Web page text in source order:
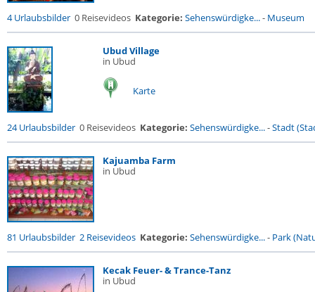
4 Urlaubsbilder 0 Reisevideos Kategorie: Sehenswürdigke...- Museum
Ubud Village
in Ubud
Karte
24 Urlaubsbilder 0 Reisevideos Kategorie: Sehenswürdigke...-Stadt
Kajuamba Farm
in Ubud
81 Urlaubsbilder 2 Reisevideos Kategorie: Sehenswürdigke...- Park
Kecak Feuer- & Trance-Tanz
in Ubud